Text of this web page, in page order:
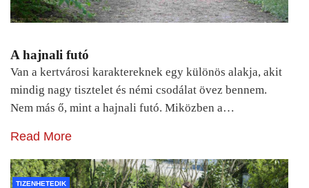
A hajnali futó
Van a kertvárosi karaktereknek egy különös alakja, akit
mindig nagy tisztelet és némi csodálat övez bennem.
Nem más ő, mint a hajnali futó. Miközben a…
Read More
TIZENHETEDIK